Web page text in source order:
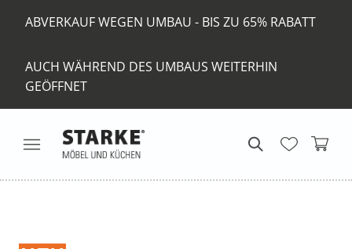
ABVERKAUF WEGEN UMBAU - BIS ZU 65% RABATT
AUCH WÄHREND DES UMBAUS WEITERHIN
GEÖFFNET